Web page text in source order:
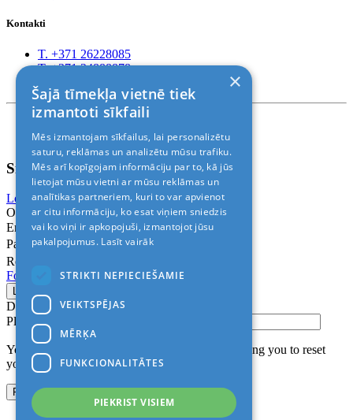
Kontakti
T. +371 26228085
T. +371 24888878
© 2011-2026> «ALANI SIA»
Sign In
Login with Facebook Login with Google
Or
Email
Password
Remember me
Forgot Password?
Don’t have an account?
Please confirm login email below
You will receive an email containing a link allowing you to reset
your password to a new preferred one.
×
Šajā tīmekļa vietnē tiek
izmantoti sīkfaili
Mēs izmantojam sīkfailus, lai personalizētu
saturu, reklāmas un analizētu mūsu trafiku.
Mēs arī kopīgojam informāciju par to, kā jūs
lietojat mūsu vietni ar mūsu reklāmas un
analītikas partneriem, kuri to var apvienot
ar citu informāciju, ko esat viņiem sniedzis
vai ko viņi ir apkopojuši, izmantojot jūsu
pakalpojumus. Lasīt vairāk
STRIKTI NEPIECIEŠAMIE
VEIKTSPĒJAS
MĒRĶA
FUNKCIONALITĀTES
PIEKRIST VISIEM